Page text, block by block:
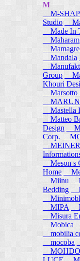
M
M-
Studio
Made In
Maharam
Mandala
Group
Khouri
Marsotto
Mastella
Matteo
Design
Corp.
Meson s
Home
Miinu
Bedding
Minimobl
MIPA
Misura
Mobica
mobilia
mocoba
MOHDO